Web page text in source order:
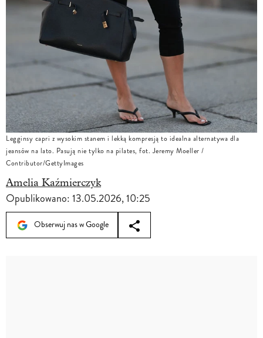
Legginsy capri z wysokim stanem i lekką kompresją to idealna alternatywa dla
jeansów na lato. Pasują nie tylko na pilates, fot. Jeremy Moeller /
Contributor/GettyImages
Amelia Kaźmierczyk
Opublikowano:13.05.2026, 10:25
Obserwuj nas w Google